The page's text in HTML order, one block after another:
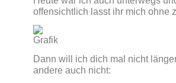
offensichtlich lasst ihr mich ohne
Dann will ich dich mal nicht
andere auch nicht: